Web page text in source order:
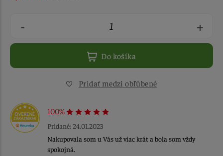
- +
Do košíka
Pridať medzi obľúbené
100%
Pridané: 24.01.2023
Nakupovala som u Vás už viac krát a bola som vždy
spokojná.